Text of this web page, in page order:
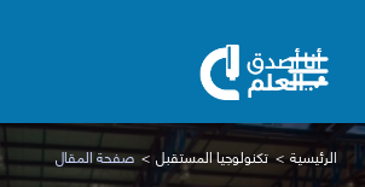
الرئيسية تكنولوجيا المستقبل صفحة المقال